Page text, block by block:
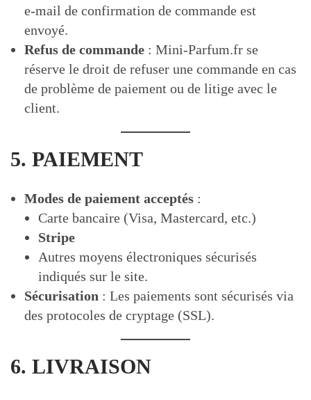
e-mail de confirmation de commande est
envoyé.
Refus de commande : Mini-Parfum.fr se
réserve le droit de refuser une commande en cas
de problème de paiement ou de litige avec le
client.
5. PAIEMENT
Modes de paiement acceptés :
Carte bancaire (Visa, Mastercard, etc.)
Stripe
Autres moyens électroniques sécurisés
indiqués sur le site.
Sécurisation : Les paiements sont sécurisés via
des protocoles de cryptage (SSL).
6. LIVRAISON